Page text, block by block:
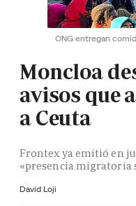
ONG entregan
Moncloa
avisos que
a Ceuta
Frontex ya emitió en
«presencia migratoria
David Loji